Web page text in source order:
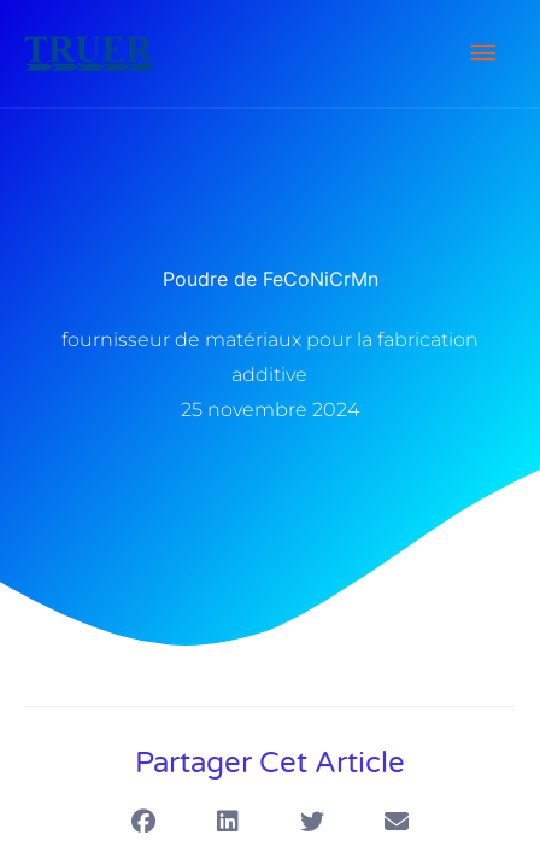
Poudre de FeCoNiCrMn
fournisseur de matériaux pour la fabrication
additive
25 novembre 2024
Partager Cet Article